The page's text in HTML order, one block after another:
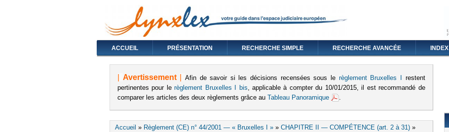
ACCUEIL PRÉSENTATION RECHERCHE SIMPLE RECHERCHE AVANCÉE INDEX
Avertissement Afin de savoir si les décisions recensées sous le règlement Bruxelles I
restent
pertinentes pour lerèglement Bruxelles I bis, applicable à compter du 10/01/2015, il est recommandé de
comparer les articles des deux règlements grâce au Tableau Panoramique .
Vous êtes ici
Accueil » Règlement (CE) n° 44/2001 — « Bruxelles I » » CHAPITRE II — COMPÉTENCE (art. 2 à 31) »